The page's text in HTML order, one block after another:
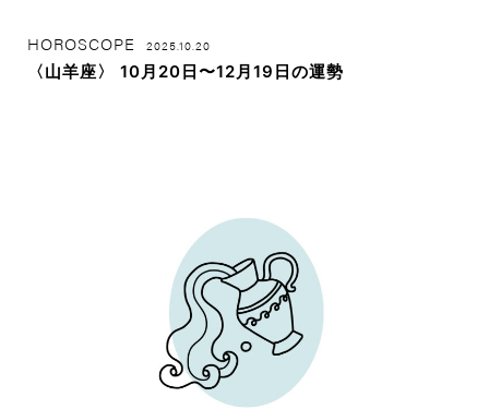
HOROSCOPE 2025.10.20
〈山羊座〉 10月20日〜12月19日の運勢